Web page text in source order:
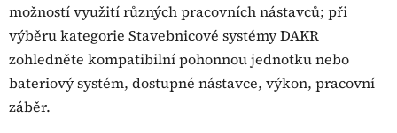
možností využití různých pracovních nástavců; při
výběru kategorie Stavebnicové systémy DAKR
zohledněte kompatibilní pohonnou jednotku nebo
bateriový systém, dostupné nástavce, výkon, pracovní
záběr.